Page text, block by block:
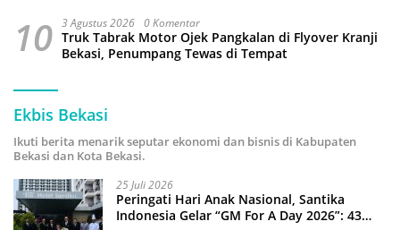
10 3 Agustus 2026 0 Komentar
Truk Tabrak Motor Ojek Pangkalan di Flyover Kranji
Bekasi, Penumpang Tewas di Tempat
Ekbis Bekasi
Ikuti berita menarik seputar ekonomi dan bisnis di Kabupaten
Bekasi dan Kota Bekasi.
25 Juli 2026
Peringati Hari Anak Nasional, Santika
Indonesia Gelar “GM For A Day 2026”: 43